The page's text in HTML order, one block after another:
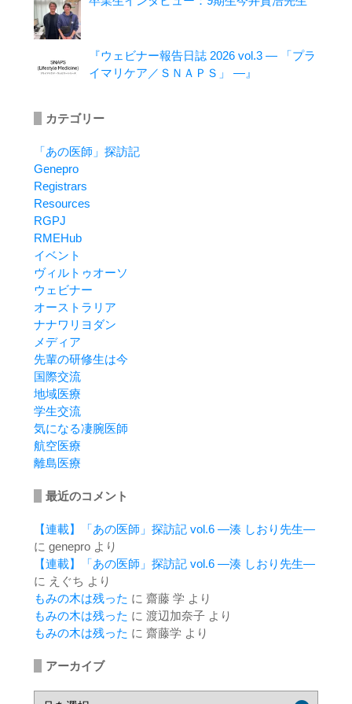
『ウェビナー報告日誌 2026 vol.3 ― 「プラ
イマリケア／ＳＮＡＰＳ」 ―』
カテゴリー
「あの医師」探訪記
Genepro
Registrars
Resources
RGPJ
RMEHub
イベント
ヴィルトゥオーソ
ウェビナー
オーストラリア
ナナワリヨダン
メディア
先輩の研修生は今
国際交流
地域医療
学生交流
気になる凄腕医師
航空医療
離島医療
最近のコメント
【連載】「あの医師」探訪記 vol.6 ―湊 しおり先生―
に geneproより
【連載】「あの医師」探訪記 vol.6 ―湊 しおり先生―
に えぐち より
もみの木は残った に 齋藤 学 より
もみの木は残った に 渡辺加奈子より
もみの木は残った に 齋藤学 より
アーカイブ